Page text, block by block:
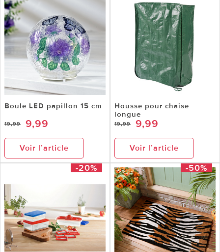
Boule LED papillon 15 cm
19,99 9,99
Voir l’article
Housse pour chaise
longue
19,99 9,99
Voir l’article
-20% -50%